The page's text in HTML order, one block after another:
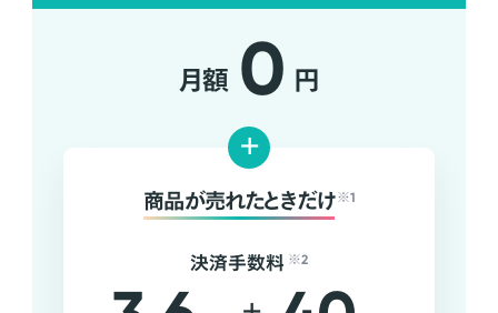
月額 0 円
+
商品が売れたときだけ ※1
決済手数料 ※2